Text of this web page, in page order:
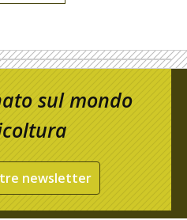
sul mondo
newsletter